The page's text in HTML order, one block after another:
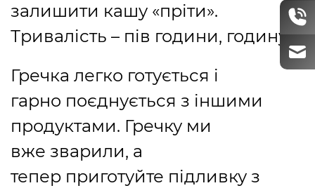
залишити кашу «пріти».
Тривалість – пів години, годину.
Гречка легко готується і
гарно поєднується з іншими
продуктами. Гречку ми
вже зварили, а
тепер приготуйте підливку з